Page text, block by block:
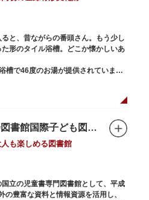
と、昔ながらの番頭さん。もう少し
形のタイル浴槽。どこか懐かしいあ
槽で46度のお湯が提供されていま
の少し熱めの温度のお湯と昔ながら
引き継がれてきている歴史あるもの
国立国会図書館国際子ども図書館
も楽しめる図書館
立の児童書専門図書館として、平成
豊富な資料と情報資源を活用し、